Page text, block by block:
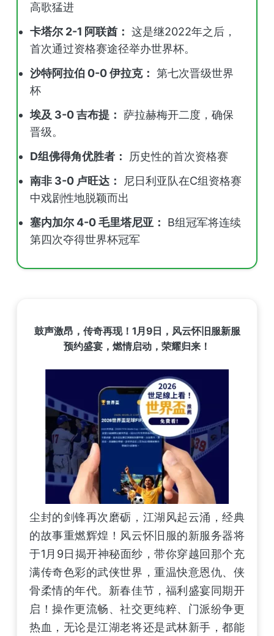
高歌猛进
卡塔尔 2-1 阿联酋： 这是继2022年之后，
首次通过资格赛途径举办世界杯。
沙特阿拉伯 0-0 伊拉克： 第七次晋级世界
杯
埃及 3-0 吉布提： 萨拉赫梅开二度，确保
晋级。
D组佛得角优胜者：
历史性的首次资格赛
南非 3-0 卢旺达：
尼日利亚队在C组资格赛
中戏剧性地脱颖而出
塞内加尔 4-0 毛里塔尼亚：
B组冠军将连续
第四次夺得世界杯冠军
鼓声激昂，传奇再现！1月9日，风云怀旧服新服
预约盛宴，燃情启动，荣耀归来！
尘封的剑锋再次磨砺，江湖风起云涌，经典
的故事重燃辉煌！风云怀旧服的新服务器将
于1月9日揭开神秘面纱，带你穿越回那个充
满传奇色彩的武侠世界，重温快意恩仇、侠
骨柔情的年代。新春佳节，福利盛宴同期开
启！操作更流畅、社交更纯粹、门派纷争更
热血，无论是江湖老将还是武林新手，都能